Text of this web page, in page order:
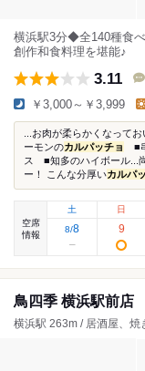
横浜駅3分◆全140種食
創作和食料理を堪能♪
3.11
￥3,000～￥3,999
...お肉が柔らかくなっ
ーモンのカルパッチョ
■
ス ■知多のハイボール...
ー！ こんな分厚いカルパ
空席
情報
土
8/8
日
9
鳥四季 横浜駅前店
横浜駅 263m / 居酒屋、焼